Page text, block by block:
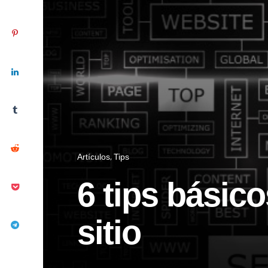
Artículos Tips
6 tips
sitio